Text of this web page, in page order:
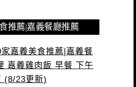
推薦|嘉義餐廳推薦
嘉義美食推薦|嘉義餐
嘉義雞肉飯 早餐 下午
(8/23更新)